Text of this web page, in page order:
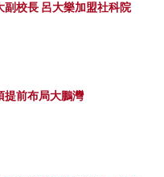
副校長 呂大樂加盟社科院
提前布局大鵬灣